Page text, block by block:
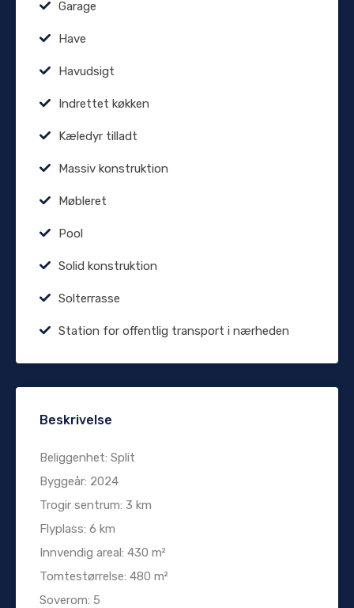
Garage
Have
Havudsigt
Indrettet køkken
Kæledyr tilladt
Massiv konstruktion
Møbleret
Pool
Solid konstruktion
Solterrasse
Station for offentlig transport i nærheden
Beskrivelse
Beliggenhet: Split
Byggeår: 2024
Trogir sentrum: 3 km
Flyplass: 6 km
Innvendig areal: 430 m²
Tomtestørrelse: 480 m²
Soverom: 5